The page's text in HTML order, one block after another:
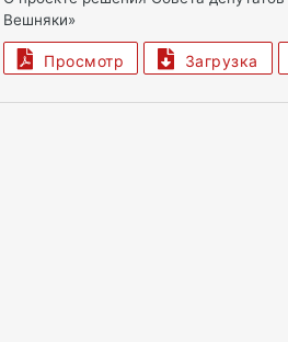
Вешняки»
Просмотр Загрузка